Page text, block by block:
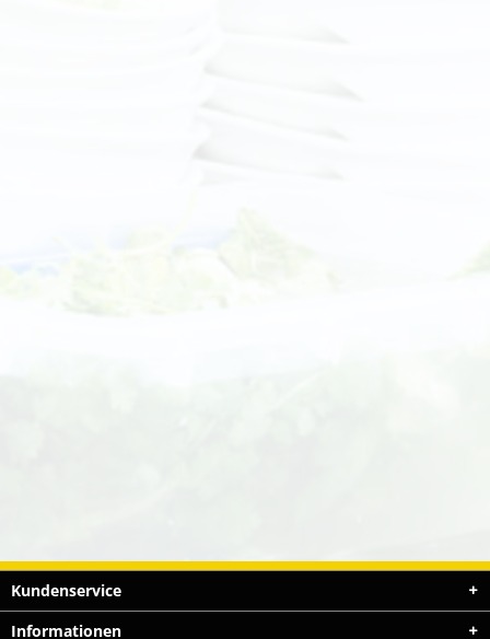
Kundenservice
Informationen